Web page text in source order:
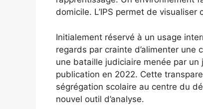
domicile. L’IPS permet de
Initialement réservé à un usage
regards par crainte d’alimenter
une bataille judiciaire menée par
publication en 2022. Cette
ségrégation scolaire au centre du
nouvel outil d’analyse.